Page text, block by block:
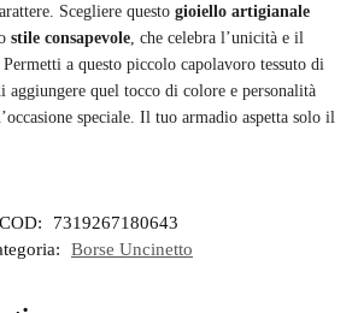
Scegliere questo gioiello artigianale
stile consapevole , che celebra l’unicità e il
a questo piccolo capolavoro tessuto di
aggiungere quel tocco di colore e personalità
speciale. Il tuo armadio aspetta solo il
COD:
7319267180643
Borse Uncinetto